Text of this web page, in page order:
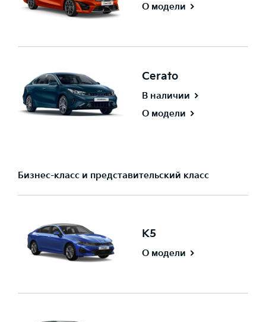
О модели
Cerato
В наличии
О модели
Бизнес-класс и представительский класс
K5
О модели